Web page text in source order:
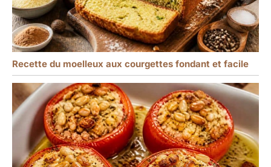
Recette du moelleux aux courgettes fondant et facile